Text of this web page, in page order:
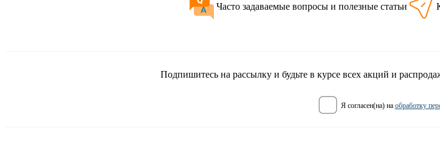
Часто задаваемые вопросы и полезные статьи
Подпишитесь на рассылку и будьте в курсе всех акций и
я согласен(на) на обработку